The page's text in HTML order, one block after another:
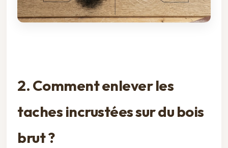
2. Comment enlever les
taches incrustées sur du bois
brut ?